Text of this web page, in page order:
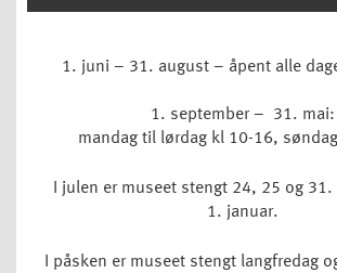
1. juni – 31. august – åpent alle
1. september – 31. mai:
mandag til lørdag kl 10-16,
I julen er museet stengt 24, 25 og
1. januar.
I påsken er museet stengt langfredag